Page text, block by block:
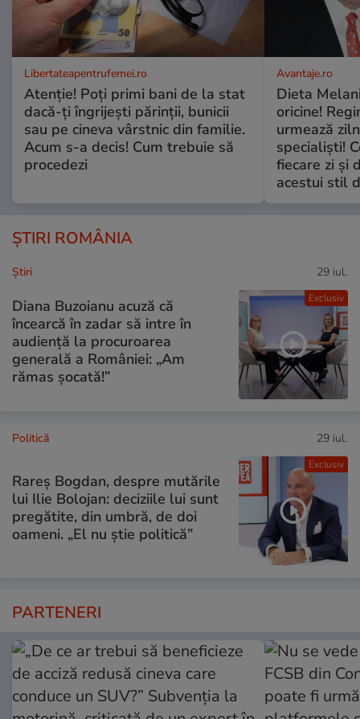
Libertateapentrufemei.ro
Atenție! Poți primi bani de la stat
dacă-ți îngrijești părinții, bunicii
sau pe cineva vârstnic din familie.
Acum s-a decis! Cum trebuie să
procedezi
Avantaje.ro
Dieta
oricine!
urmează
specialiști!
fiecare zi și
acestui stil
ȘTIRI ROMÂNIA
Exclusiv
Ştiri 29 iul.
Diana Buzoianu acuză că
încearcă în zadar să intre în
audiență la procuroarea
generală a României: „Am
rămas șocată!”
Exclusiv
Politică 29 iul.
Rareș Bogdan, despre mutările
lui Ilie Bolojan: deciziile lui sunt
pregătite, din umbră, de doi
oameni. „El nu știe politică”
PARTENERI